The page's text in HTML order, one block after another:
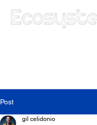
Post
gil celidonio